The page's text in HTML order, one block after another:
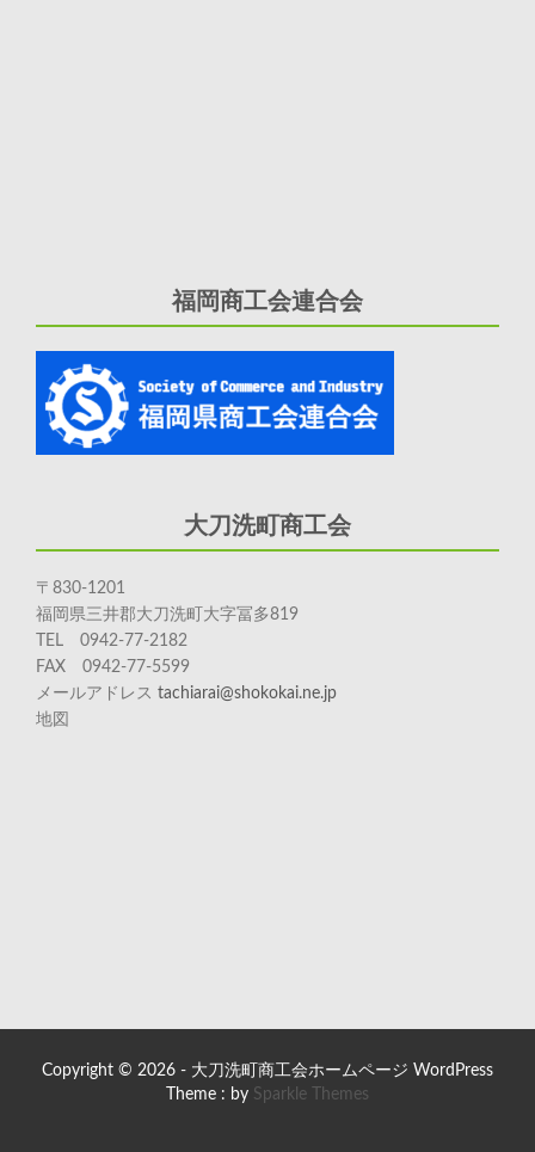
福岡商工会連合会
大刀洗町商工会
〒830-1201
福岡県三井郡大刀洗町大字冨多819
TEL 0942-77-2182
FAX 0942-77-5599
メールアドレス tachiarai@shokokai.ne.jp
地図
Copyright © 2026 - 大刀洗町商工会ホームページ WordPress
Theme : by Sparkle Themes